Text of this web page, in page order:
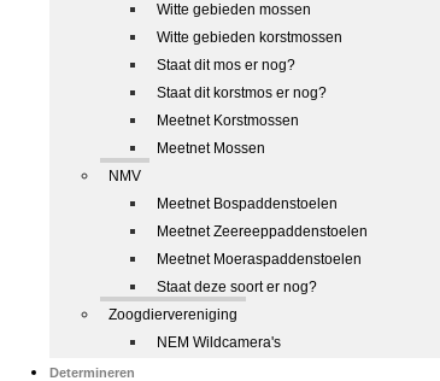
Witte gebieden mossen
Witte gebieden korstmossen
Staat dit mos er nog?
Staat dit korstmos er nog?
Meetnet Korstmossen
Meetnet Mossen
NMV
Meetnet Bospaddenstoelen
Meetnet Zeereeppaddenstoelen
Meetnet Moeraspaddenstoelen
Staat deze soort er nog?
Zoogdiervereniging
NEM Wildcamera's
Determineren